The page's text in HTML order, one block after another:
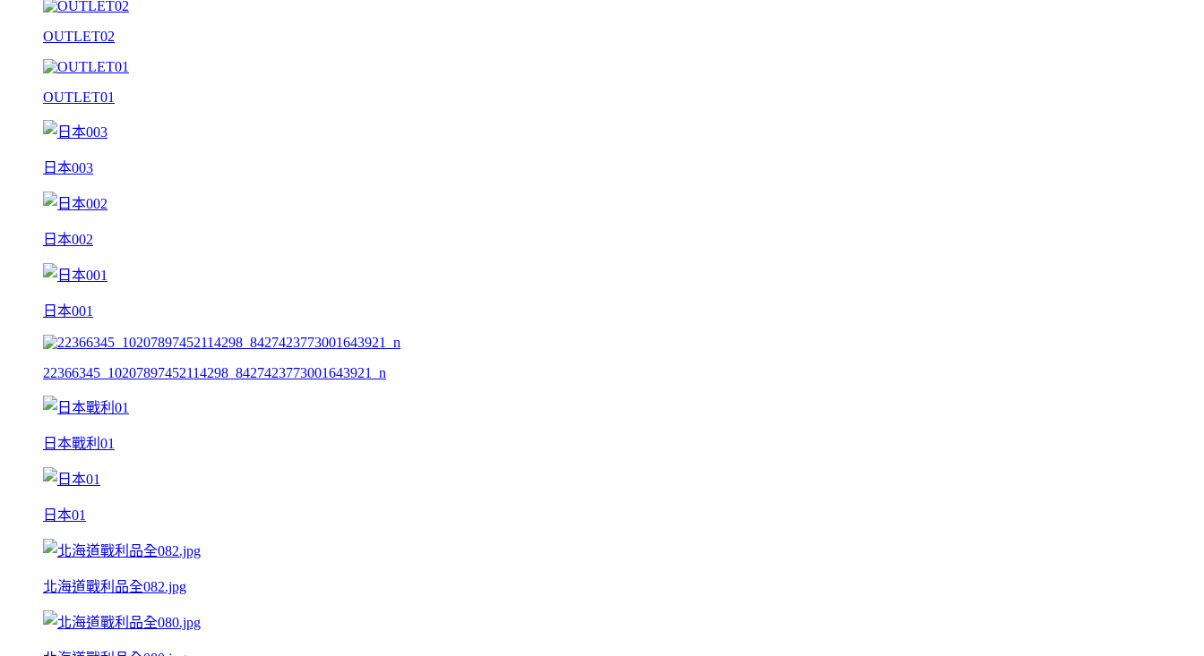
OUTLET02
OUTLET01
日本003
日本002
日本001
22366345_10207897452114298_8427423773001643921_n
日本戰利01
日本01
北海道戰利品全082.jpg